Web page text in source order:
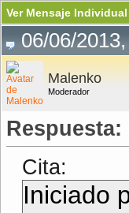
Ver Mensaje Individual
06/06/2013,
Malenko
Moderador
Cita:
Iniciado